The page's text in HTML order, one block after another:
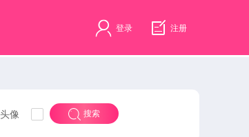
登录 注册
头像 搜索